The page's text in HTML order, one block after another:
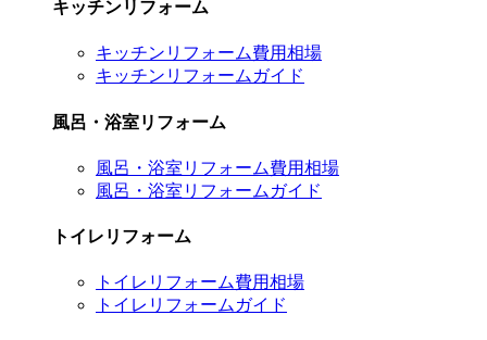
キッチンリフォーム
キッチンリフォーム費用相場
キッチンリフォームガイド
風呂・浴室リフォーム
風呂・浴室リフォーム費用相場
風呂・浴室リフォームガイド
トイレリフォーム
トイレリフォーム費用相場
トイレリフォームガイド